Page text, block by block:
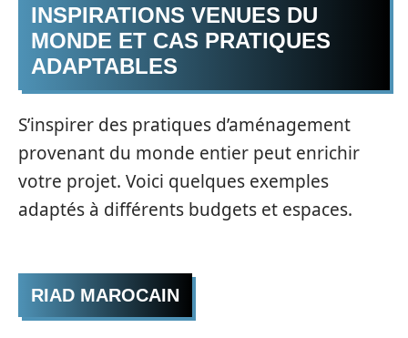
INSPIRATIONS VENUES DU
MONDE ET CAS PRATIQUES
ADAPTABLES
S’inspirer des pratiques d’aménagement
provenant du monde entier peut enrichir
votre projet. Voici quelques exemples
adaptés à différents budgets et espaces.
RIAD MAROCAIN